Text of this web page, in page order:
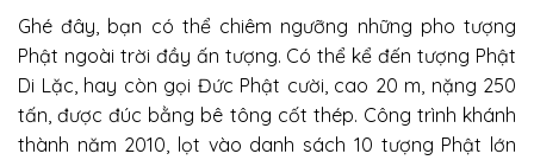
Ghé đây, bạn có thể chiêm ngưỡng những pho tượng
Phật ngoài trời đầy ấn tượng. Có thể kể đến tượng Phật
Di Lặc, hay còn gọi Đức Phật cười, cao 20 m, nặng 250
tấn, được đúc bằng bê tông cốt thép. Công trình khánh
thành năm 2010, lọt vào danh sách 10 tượng Phật lớn